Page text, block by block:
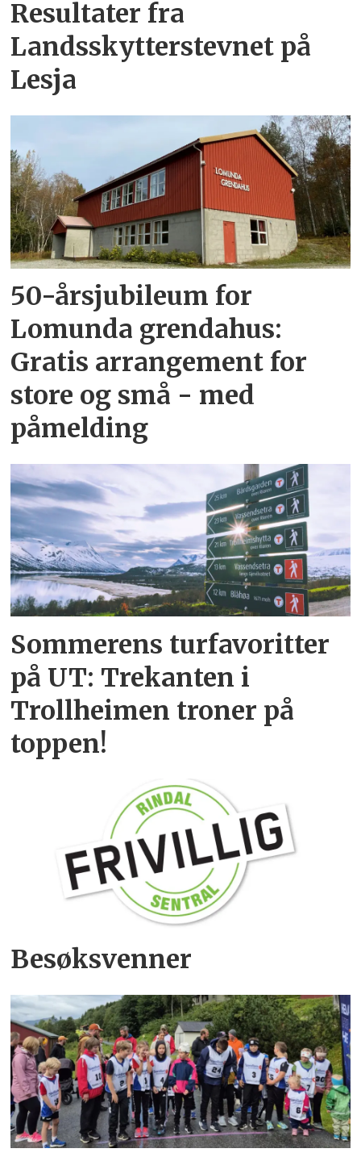
Resultater fra
Landsskytterstevnet på
Lesja
50-årsjubileum for
Lomunda grendahus:
Gratis arrangement for
store og små - med
påmelding
Sommerens turfavoritter
på UT: Trekanten i
Trollheimen troner på
toppen!
Besøksvenner